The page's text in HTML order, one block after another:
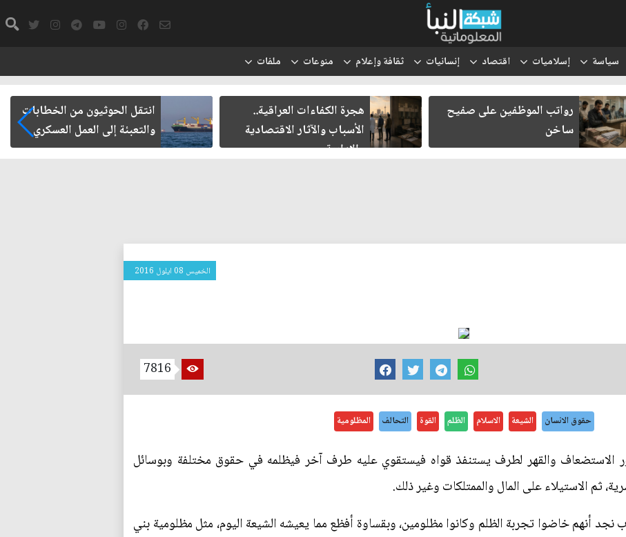
سياسة إسلاميات اقتصاد إنسانيات ثقافة وإعلام منوعات ملفات
رواتب الموظفين على صفيح
ساخن
هجرة الكفاءات العراقية..
الأسباب والآثار الاقتصادية
والإدارية
انتقل الحوثيون من الخطابات
والتعبئة إلى العمل العسكري
الخميس 08 ايلول 2016
7816
حقوق الانسان الشيعة الاسلام الظلم القوة التحالف المظلومية
الاستضعاف والقهر لطرف يستنفذ قواه فيستقوي عليه طرف آخر فيظلمه في حقوق مختلفة وبوسائل
ثم الاستيلاء على المال والممتلكات وغير ذلك.
أنهم خاضوا تجربة الظلم وكانوا مظلومين، وبقساوة أفظع مما يعيشه الشيعة اليوم، مثل مظلومية بني